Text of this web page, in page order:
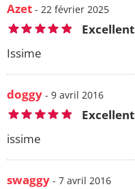
Azet - 22 février 2025
Excellent
Issime
doggy - 9 avril 2016
Excellent
issime
swaggy - 7 avril 2016